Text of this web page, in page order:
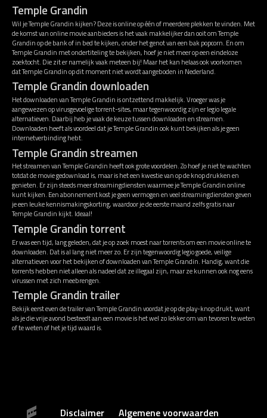
Temple Grandin
Wil je Temple Grandin kijken? Deze is online op één of meerdere plekken te vinden. Met
de komst van online movie aanbieders is het vaak makkelijker dan ooit om Temple
Grandin op de bank of in bed te kijken, onder het genot van een bak popcorn. En om
Temple Grandin met ondertiteling te bekijken, hoef je niet meer op een eindeloze
zoektocht. Die zit er namelijk vaak meteen bij! Maar het kan helaas ook voorkomen
dat Temple Grandin op dit moment niet wordt aangeboden in Nederland.
Temple Grandin downloaden
Het downloaden van Temple Grandin is ontzettend makkelijk. Vroeger was je
aangewezen op virusgevoelige torrent-sites, maar tegenwoordig zijn er legio legale
alternatieven. Daarbij heb je vaak de keuze tussen downloaden en streamen.
Downloaden heeft als voordeel dat je Temple Grandin ook kunt bekijken als je geen
internetverbinding hebt.
Temple Grandin streamen
Het streamen van Temple Grandin heeft ook grote voordelen. Zo hoef je niet te wachten
totdat de movie gedownload is, maar is het een kwestie van op de knop drukken en
genieten. Er zijn steeds meer streamingdiensten waarmee je Temple Grandin online
kunt kijken. Een abonnement kost je geen vermogen en veel streamingdiensten geven
je een leuke kennismakingskorting, waardoor je de eerste maand zelfs gratis naar
Temple Grandin kijkt. Ideaal!
Temple Grandin torrent
Er was een tijd, lang geleden, dat je op zoek moest naar torrents om een movie online te
downloaden. Dat is al lang niet meer zo. Er zijn tegenwoordig legio goede, veilige
alternatieven voor het bekijken of downloaden van Temple Grandin. Handig, want die
torrents hebben niet alleen als nadeel dat ze illegaal zijn, maar ze kunnen ook nog eens
virussen met zich meebrengen.
Temple Grandin trailer
Bekijk eerst even de trailer van Temple Grandin voordat je op de play-knop drukt, want
als je die vrije avond besteedt aan een movie is het wel zo lekker om van tevoren te weten
of te weten of het je tijd waard is.
Disclaimer Algemene voorwaarden